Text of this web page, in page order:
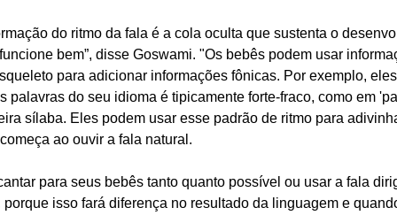
do ritmo da fala é a cola oculta que sustenta o
bem”, disse Goswami. "Os bebês podem usar
para adicionar informações fônicas. Por exemplo,
palavras do seu idioma é tipicamente forte-fraco, como em
sílaba. Eles podem usar esse padrão de ritmo para
ao ouvir a fala natural.
para seus bebês tanto quanto possível ou usar a fala
porque isso fará diferença no resultado da linguagem e